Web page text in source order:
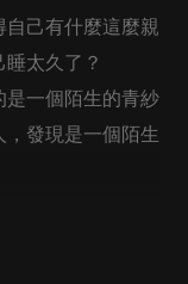
己有什麼這麼親
太久了？
是一個陌生的青紗
發現是一個陌生
道她要拍古裝寫